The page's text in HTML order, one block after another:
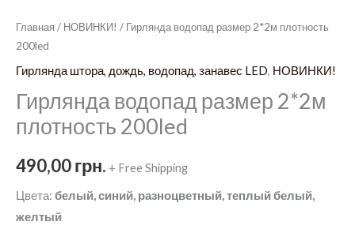
Главная / НОВИНКИ! / Гирлянда водопад размер 2*2м плотность
200led
Гирлянда штора, дождь, водопад, занавес LED, НОВИНКИ!
Гирлянда водопад размер 2*2м
плотность 200led
490,00грн. + Free Shipping
Цвета: белый, синий, разноцветный, теплый белый,
желтый